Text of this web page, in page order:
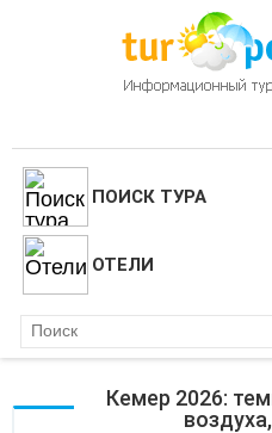
ПОИСК ТУРА
ОТЕЛИ
Кемер 2026: